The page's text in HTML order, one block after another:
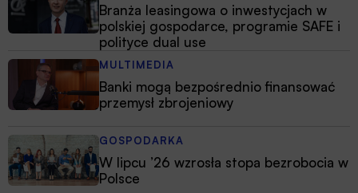
Branża leasingowa o inwestycjach w
polskiej gospodarce, programie SAFE i
polityce dual use
MULTIMEDIA
Banki mogą bezpośrednio finansować
przemysł zbrojeniowy
GOSPODARKA
W lipcu ’26 wzrosła stopa bezrobocia w
Polsce